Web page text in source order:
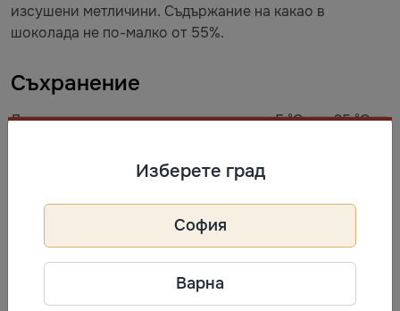
изсушени метличини. Съдържание на какао в
шоколада не по-малко от 55%.
Съхранение
Да се съхранява при температура от +5 °C до +25 °C и
Адрес: "Benūžu - Skauģi", Babītes
Изберете град
София
Варна